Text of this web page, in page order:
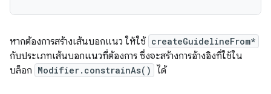
หากต้องการสร้างเส้นบอกแนว ให้ใช้ createGuidelineFrom*
กับประเภทเส้นบอกแนวที่ต้องการ ซึ่งจะสร้างการอ้างอิงที่ใช้ใน
บล็อก Modifier.constrainAs() ได้